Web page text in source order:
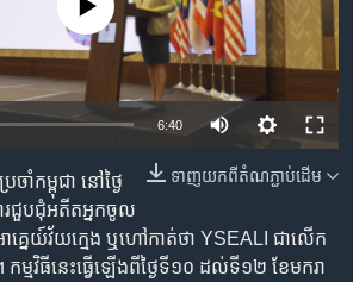
240p 360p 480p
source currently available
6:40
240p
480p
ទាញ​យក​ពី​តំណភ្ជាប់​ដើម
ចាំកម្ពុជា នៅថ្ងៃ
រជួបជុំអតីតអ្នកចូល
ាគ្នេយ៍វ័យក្មេង ឬហៅកាត់ថា YSEALI ជាលើក
ម្មវិធីនេះធ្វើឡើងពីថ្ងៃទី១០ ដល់ទី១២ ខែមករា